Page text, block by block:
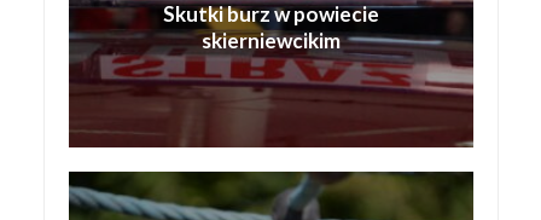
Skutki burz w powiecie
skierniewcikim